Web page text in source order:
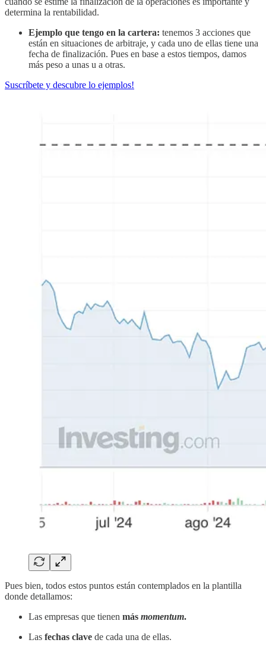
determina la rentabilidad.
Ejemplo que tengo en la cartera: tenemos 3 acciones que
están en situaciones de arbitraje, y cada uno de ellas tiene una
fecha de finalización. Pues en base a estos tiempos, damos
más peso a unas u a otras.
Suscríbete y descubre lo ejemplos!
Pues bien, todos estos puntos están contemplados en la plantilla
donde detallamos:
Las empresas que tienen más momentum.
Las fechas clave de cada una de ellas.